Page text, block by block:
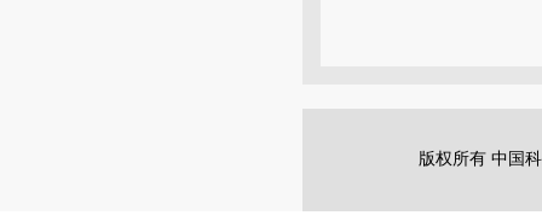
版权所有 中国